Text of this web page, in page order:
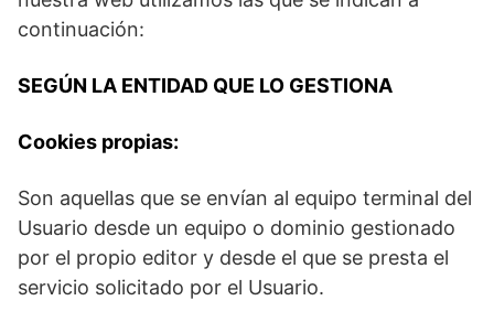
continuación:
SEGÚN LA ENTIDAD QUE LO GESTIONA
Cookies propias:
Son aquellas que se envían al equipo terminal del
Usuario desde un equipo o dominio gestionado
por el propio editor y desde el que se presta el
servicio solicitado por el Usuario.